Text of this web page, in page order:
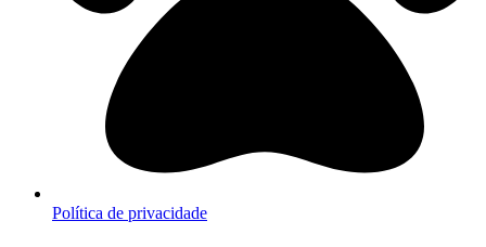
Política de privacidade